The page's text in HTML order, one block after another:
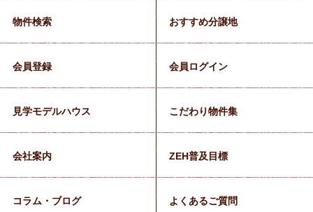
物件検索 おすすめ分譲地
会員登録 会員ログイン
見学モデルハウス こだわり物件集
会社案内 ZEH普及目標
コラム・ブログ よくあるご質問